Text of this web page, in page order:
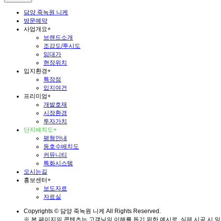
담양 죽녹원 니케
방문예약
사업개요+
브랜드소개
조감도/투시도
임대가
현장위치
입지환경+
특장점
입지여건
프리미엄+
개발호재
시장환경
투자가치
단지배치도+
평형안내
동호수배치도
커뮤니티
특화시스템
오시는길
홍보센터+
보도자료
자료실
Copyrights © 담양 죽녹원 니케 All Rights Reserved.